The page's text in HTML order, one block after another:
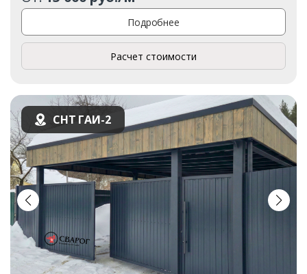
Подробнее
Расчет стоимости
СНТ ГАИ-2